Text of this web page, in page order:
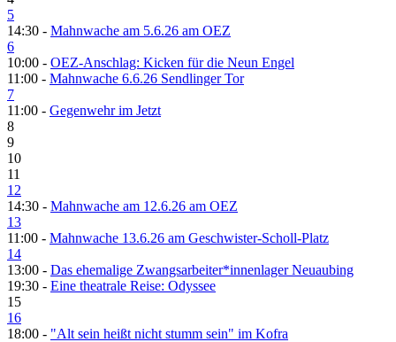
5
14:30 - Mahnwache am 5.6.26 am OEZ
6
10:00 - OEZ-Anschlag: Kicken für die Neun Engel
11:00 - Mahnwache 6.6.26 Sendlinger Tor
7
11:00 - Gegenwehr im Jetzt
8
9
10
11
12
14:30 - Mahnwache am 12.6.26 am OEZ
13
11:00 - Mahnwache 13.6.26 am Geschwister-Scholl-Platz
14
13:00 - Das ehemalige Zwangsarbeiter*innenlager Neuaubing
19:30 - Eine theatrale Reise: Odyssee
15
16
18:00 - "Alt sein heißt nicht stumm sein" im Kofra